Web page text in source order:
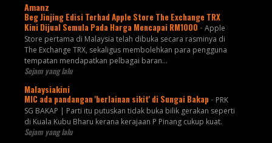
Amanz
Beg Jinjing Edisi Terhad Apple Store The Exchange TRX
Kini Dijual Semula Pada Harga Mencapai RM1000 - Apple
Store pertama di Malaysia telah dibuka secara rasminya di
The Exchange TRX, sekaligus membolehkan para pengguna
tempatan mendapatkan pelbagai baran...
Sejam yang lalu
Malaysiakini
MIC ada pandangan 'berlainan sikit' di Sungai Bakap - PRK
SG BAKAP | Parti itu putuskan tidak buka bilik gerakan seperti
di Kuala Kubu Bharu kerana kerajaan P Pinang cukup kuat.
Sejam yang lalu